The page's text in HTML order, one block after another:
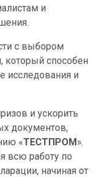
и
с выбором
который способен
исследования и
и ускорить
документов,
«ТЕСТПРОМ».
всю работу по
начиная от